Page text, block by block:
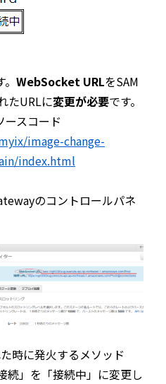
WebSocket URLをSAM
たURLに変更が必要です。
ースコード
image-change-
index.html
のコントロールパネ
時に発火するメソッド
続」を「接続中」に変更し